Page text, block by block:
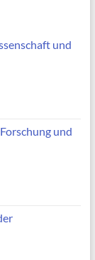
und
und